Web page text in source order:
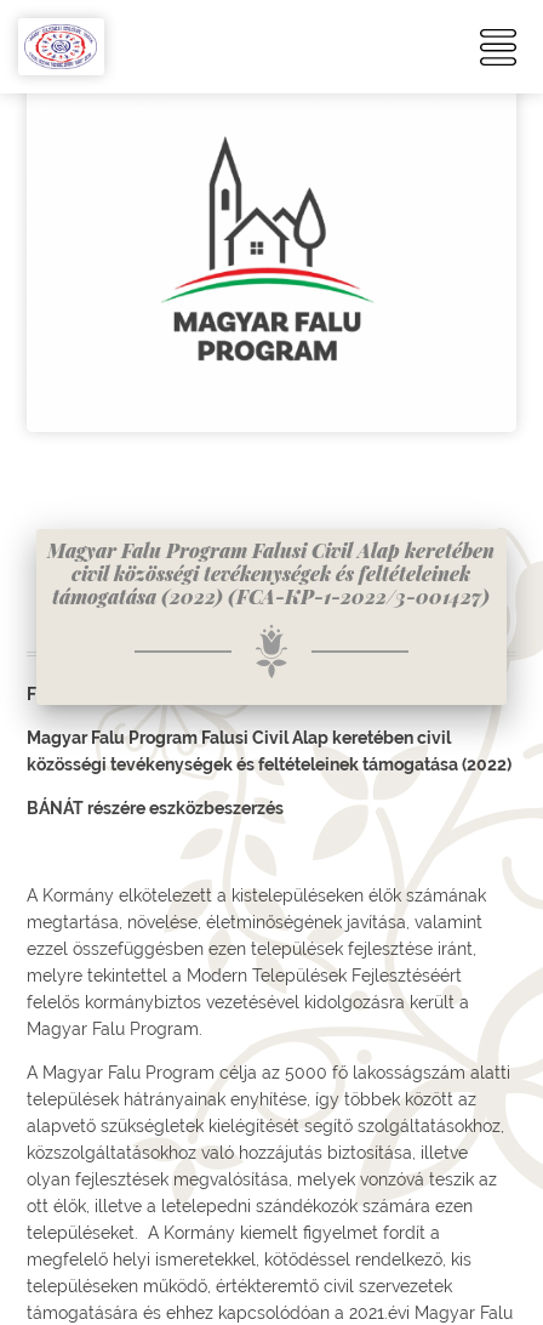
Magyar Falu Program Falusi Civil Alap keretében
civil közösségi tevékenységek és feltételeinek
támogatása (2022) (FCA-KP-1-2022/3-001427)
FCA-KP-1-2022/3-001427
Magyar Falu Program Falusi Civil Alap keretében civil
közösségi tevékenységek és feltételeinek támogatása (2022)
BÁNÁT részére eszközbeszerzés
A Kormány elkötelezett a kistelepüléseken élők számának
megtartása, növelése, életminőségének javítása, valamint
ezzel összefüggésben ezen települések fejlesztése iránt,
melyre tekintettel a Modern Települések Fejlesztéséért
felelős kormánybiztos vezetésével kidolgozásra került a
Magyar Falu Program.
A Magyar Falu Program célja az 5000 fő lakosságszám alatti
települések hátrányainak enyhítése, így többek között az
alapvető szükségletek kielégítését segítő szolgáltatásokhoz,
közszolgáltatásokhoz való hozzájutás biztosítása, illetve
olyan fejlesztések megvalósítása, melyek vonzóvá teszik az
ott élők, illetve a letelepedni szándékozók számára ezen
településeket. A Kormány kiemelt figyelmet fordít a
megfelelő helyi ismeretekkel, kötődéssel rendelkező, kis
településeken működő, értékteremtő civil szervezetek
támogatására és ehhez kapcsolódóan a 2021.évi Magyar Falu